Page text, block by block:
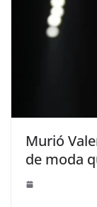
Murió
de moda